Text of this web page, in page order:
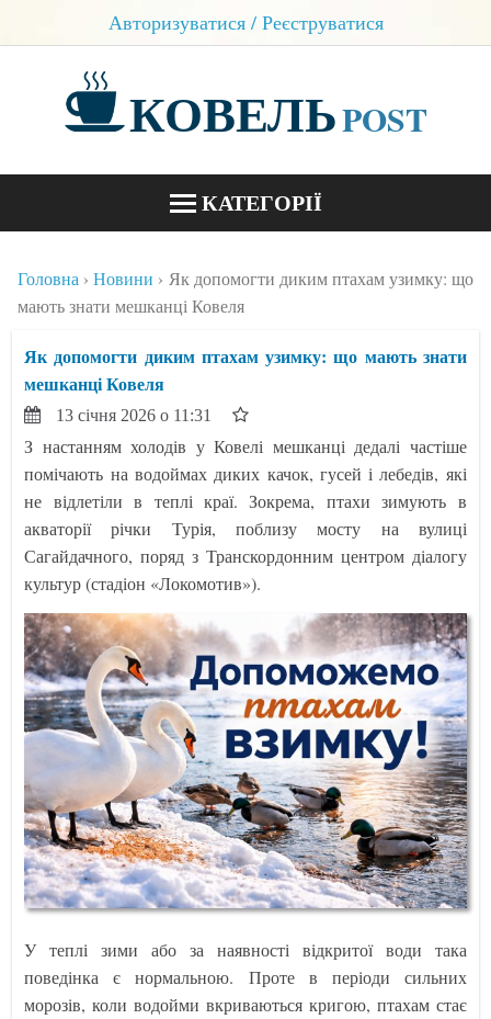
Авторизуватися / Реєструватися
КОВЕЛЬPOST
КАТЕГОРІЇ
БЛОГИ
Головна Новини
Як допомогти диким птахам узимку: що
мають знати мешканці Ковеля
Як допомогти диким птахам узимку: що мають знати
мешканці Ковеля
13 січня 2026 о 11:31
З настанням холодів у Ковелі мешканці дедалі частіше
помічають на водоймах диких качок, гусей і лебедів, які
не відлетіли в теплі краї. Зокрема, птахи зимують в
акваторії річки Турія, поблизу мосту на вулиці
Сагайдачного, поряд з Транскордонним центром діалогу
культур (стадіон «Локомотив»).
У теплі зими або за наявності відкритої води така
поведінка є нормальною. Проте в періоди сильних
морозів, коли водойми вкриваються кригою, птахам стає